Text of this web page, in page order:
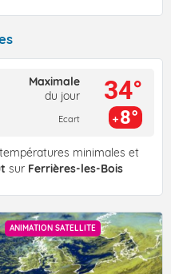
Maximale
du jour
Ecart
34°
8°
minimales et
sur Ferrières-les-Bois
ANIMATION SATELLITE